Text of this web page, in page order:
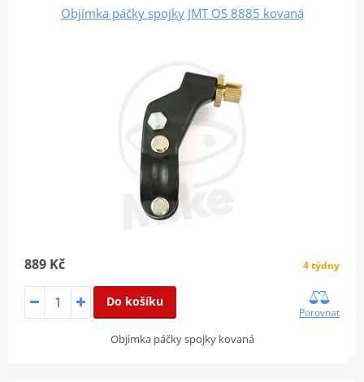
Objímka páčky spojky JMT OS 8885 kovaná
889 Kč 4 týdny
Do košíku
Porovnat
Objímka páčky spojky kovaná